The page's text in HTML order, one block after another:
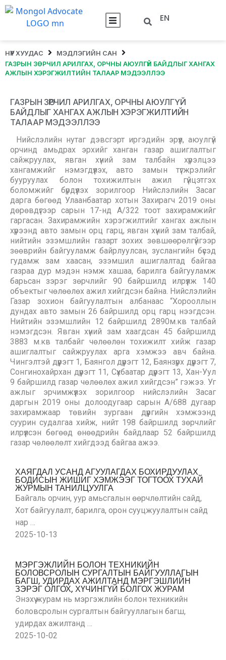
EN
НҮҮР ХУУДАС
МЭДЛЭГИЙН САН
ГАЗРЫН ЗӨРЧИЛ АРИЛГАХ, ОРЧНЫ АЮУЛГҮЙ БАЙДЛЫГ ХАНГАХ
АЖЛЫН ХЭРЭГЖИЛТИЙН ТАЛААР МЭДЭЭЛЛЭЭ
ГАЗРЫН ЗӨРЧИЛ АРИЛГАХ, ОРЧНЫ АЮУЛГҮЙ
БАЙДЛЫГ ХАНГАХ АЖЛЫН ХЭРЭГЖИЛТИЙН
ТАЛААР МЭДЭЭЛЛЭЭ
Нийслэлийн нутаг дэвсгэрт иргэдийн эрүүл, аюулгүй
орчинд амьдрах эрхийг ханган газар ашиглалтыг
сайжруулах, явган хүний зам талбайн хүрэлцээ
хангамжийг нэмэгдүүлэх, авто замын түгжрэлийг
бууруулах болон тохижилтын ажил гүйцэтгэх
боломжийг бүрдүүлэх зорилгоор Нийслэлийн Засаг
дарга бөгөөд Улаанбаатар хотын Захирагч 2019 оны
дөрөвдүгээр сарын 17-нд А/322 тоот захирамжийг
гаргасан. Захирамжийн хэрэгжилтийг хангах ажлын
хүрээнд авто замын орц гарц, явган хүний зам талбай,
нийтийн эзэмшлийн газарт зохих зөвшөөрөлгүйгээр
зөөврийн байгууламж байрлуулсан, зуслангийн бүсэд
гудамж зам хаасан, эзэмшил ашиглалтад байгаа
газраа дур мэдэн нэмж хашаа, барилга байгууламж
барьсан зэрэг зөрчлийг 90 байршилд илрүүлж 140
объектыг чөлөөлөх ажил хийгдсэн байна. Нийслэлийн
Газар зохион байгуулалтын албанаас “Хорооллын
дундах авто замын 26 байршилд орц гарц нээгдсэн.
Нийтийн эзэмшлийн 12 байршилд 2890м.кв талбай
нэмэгдсэн. Явган хүний зам хаагдсан 45 байршилд
3883 м.кв талбайг чөлөөлөн тохижилт хийж газар
ашиглалтыг сайжруулах арга хэмжээ авч байна.
Чингэлтэй дүүрэгт 1, Баянгол дүүрэгт 12, Баянзүрх дүүрэгт 7,
Сонгинохайрхан дүүрэгт 11, Сүхбаатар дүүрэгт 13, Хан-Уул
9 байршилд газар чөлөөлөх ажил хийгдсэн” гэжээ. Уг
ажлыг эрчимжүүлэх зорилгоор нийслэлийн Засаг
даргын 2019 оны долоодугаар сарын А/688 дугаар
захирамжаар төвийн зургаан дүүргийн хэмжээнд
суурин судалгаа хийж, нийт 198 байршилд зөрчлийг
илрүүлсэн бөгөөд өнөөдрийн байдлаар 52 байршилд
газар чөлөөлөлт хийгдээд байгаа ажээ.
ХАЯГДАЛ УСАНД АГУУЛАГДАХ БОХИРДУУЛАХ
БОДИСЫН ЖИШИГ ХЭМЖЭЭГ ТОГТООХ ТУХАЙ
ЖУРМЫН ТАНИЛЦУУЛГА
Байгаль орчин, уур амьсгалын өөрчлөлтийн сайд,
Хот байгуулалт, барилга, орон сууцжуулалтын сайд
нар …
2025-10-13
МЭРГЭЖЛИЙН БОЛОН ТЕХНИКИЙН
БОЛОВСРОЛЫН СУРГАЛТЫН БАЙГУУЛЛАГЫН
БАГШ, УДИРДАХ АЖИЛТАНД МЭРГЭШЛИЙН
ЗЭРЭГ ОЛГОХ, ХҮЧИНГҮЙ БОЛГОХ ЖУРАМ
Энэхүү журам нь мэргэжлийн болон техникийн
боловсролын сургалтын байгууллагын багш,
удирдах ажилтанд …
2025-10-02